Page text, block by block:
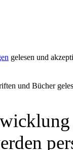
gelesen und
und Bücher